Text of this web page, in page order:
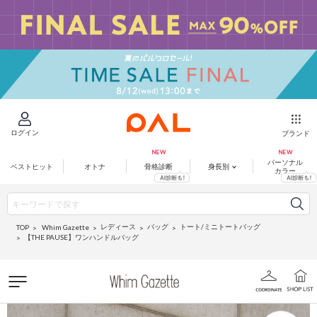
ログイン ブランド
ベストヒット オトナ 骨格診断 身長別
パーソナル
カラー
TOP Whim Gazette レディース バッグ
トート/ミニトートバッグ
【THE PAUSE】ワンハンドルバッグ